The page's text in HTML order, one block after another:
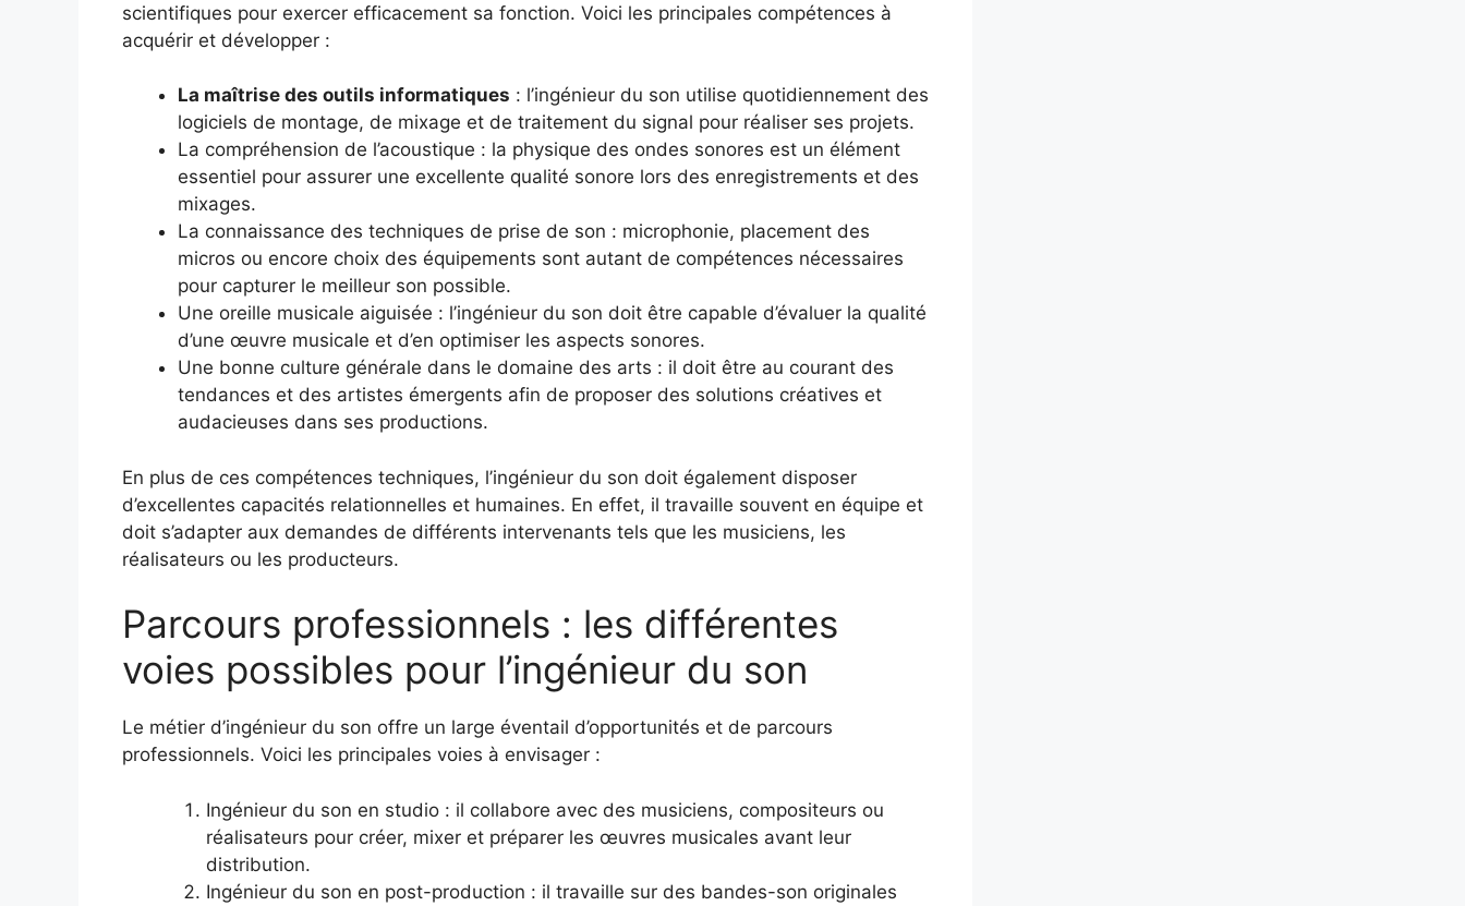
scientifiques pour exercer efficacement sa fonction. Voici les principales compétences à
acquérir et développer :
La maîtrise des outils informatiques : l’ingénieur du son utilise quotidiennement des
logiciels de montage, de mixage et de traitement du signal pour réaliser ses projets.
La compréhension de l’acoustique : la physique des ondes sonores est un élément
essentiel pour assurer une excellente qualité sonore lors des enregistrements et des
mixages.
La connaissance des techniques de prise de son : microphonie, placement des
micros ou encore choix des équipements sont autant de compétences nécessaires
pour capturer le meilleur son possible.
Une oreille musicale aiguisée : l’ingénieur du son doit être capable d’évaluer la qualité
d’une œuvre musicale et d’en optimiser les aspects sonores.
Une bonne culture générale dans le domaine des arts : il doit être au courant des
tendances et des artistes émergents afin de proposer des solutions créatives et
audacieuses dans ses productions.
En plus de ces compétences techniques, l’ingénieur du son doit également disposer
d’excellentes capacités relationnelles et humaines. En effet, il travaille souvent en équipe et
doit s’adapter aux demandes de différents intervenants tels que les musiciens, les
réalisateurs ou les producteurs.
Parcours professionnels : les différentes
voies possibles pour l’ingénieur du son
Le métier d’ingénieur du son offre un large éventail d’opportunités et de parcours
professionnels. Voici les principales voies à envisager :
Ingénieur du son en studio : il collabore avec des musiciens, compositeurs ou
réalisateurs pour créer, mixer et préparer les œuvres musicales avant leur
distribution.
Ingénieur du son en post-production : il travaille sur des bandes-son originales